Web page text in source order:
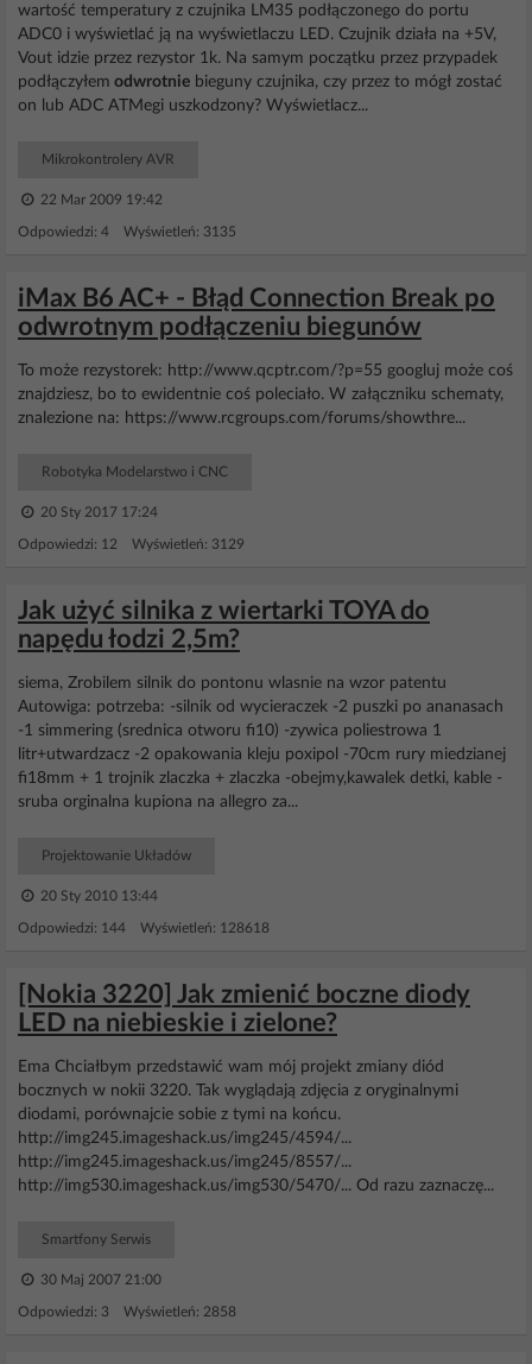
wartość temperatury z czujnika LM35 podłączonego do portu
ADC0 i wyświetlać ją na wyświetlaczu LED. Czujnik działa na +5V,
Vout idzie przez rezystor 1k. Na samym początku przez przypadek
podłączyłem odwrotnie bieguny czujnika, czy przez to mógł zostać
on lub ADC ATMegi uszkodzony? Wyświetlacz...
Mikrokontrolery AVR
22 Mar 2009 19:42
Odpowiedzi: 4 Wyświetleń: 3135
iMax B6 AC+ - Błąd Connection Break po
odwrotnym podłączeniu biegunów
To może rezystorek: http://www.qcptr.com/?p=55 googluj może coś
znajdziesz, bo to ewidentnie coś poleciało. W załączniku schematy,
znalezione na: https://www.rcgroups.com/forums/showthre...
Robotyka Modelarstwo i CNC
20 Sty 2017 17:24
Odpowiedzi: 12 Wyświetleń: 3129
Jak użyć silnika z wiertarki TOYA do
napędu łodzi 2,5m?
siema, Zrobilem silnik do pontonu wlasnie na wzor patentu
Autowiga: potrzeba: -silnik od wycieraczek -2 puszki po ananasach
-1 simmering (srednica otworu fi10) -zywica poliestrowa 1
litr+utwardzacz -2 opakowania kleju poxipol -70cm rury miedzianej
fi18mm + 1 trojnik zlaczka + zlaczka -obejmy,kawalek detki, kable -
sruba orginalna kupiona na allegro za...
Projektowanie Układów
20 Sty 2010 13:44
Odpowiedzi: 144 Wyświetleń: 128618
[Nokia 3220] Jak zmienić boczne diody
LED na niebieskie i zielone?
Ema Chciałbym przedstawić wam mój projekt zmiany diód
bocznych w nokii 3220. Tak wyglądają zdjęcia z oryginalnymi
diodami, porównajcie sobie z tymi na końcu.
http://img245.imageshack.us/img245/4594/...
http://img245.imageshack.us/img245/8557/...
http://img530.imageshack.us/img530/5470/... Od razu zaznaczę...
Smartfony Serwis
30 Maj 2007 21:00
Odpowiedzi: 3 Wyświetleń: 2858